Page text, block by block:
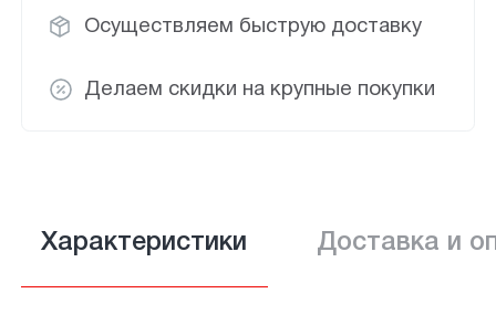
Осуществляем быструю доставку
Делаем скидки на крупные покупки
Характеристики Доставка и